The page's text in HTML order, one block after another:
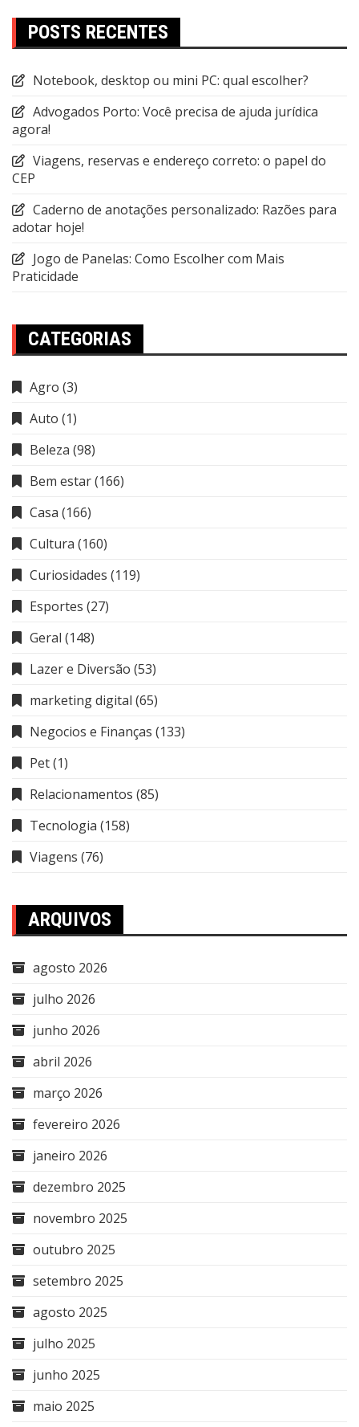
POSTS RECENTES
Notebook, desktop ou mini PC: qual escolher?
Advogados Porto: Você precisa de ajuda jurídica
agora!
Viagens, reservas e endereço correto: o papel do
CEP
Caderno de anotações personalizado: Razões para
adotar hoje!
Jogo de Panelas: Como Escolher com Mais
Praticidade
CATEGORIAS
Agro (3)
Auto (1)
Beleza (98)
Bem estar(166)
Casa (166)
Cultura (160)
Curiosidades (119)
Esportes (27)
Geral (148)
Lazer e Diversão (53)
marketing digital (65)
Negocios e Finanças (133)
Pet(1)
Relacionamentos (85)
Tecnologia (158)
Viagens (76)
ARQUIVOS
agosto 2026
julho 2026
junho 2026
abril 2026
março 2026
fevereiro 2026
janeiro 2026
dezembro 2025
novembro 2025
outubro 2025
setembro 2025
agosto 2025
julho 2025
junho 2025
maio 2025